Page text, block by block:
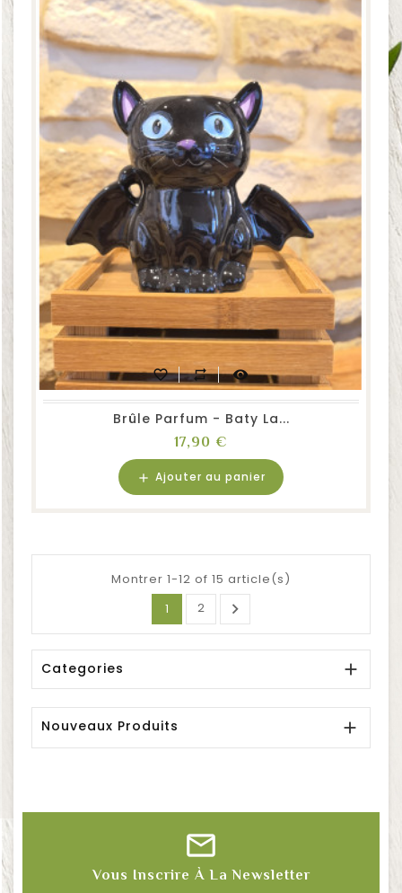
favorite_border repeat visibility
Brûle Parfum - Baty La...
Prix
17,90 €
add Ajouter au panier
Montrer 1-12 of 15 article(s)
1
2 
Categories 
Nouveaux Produits 
Vous Inscrire À La Newsletter